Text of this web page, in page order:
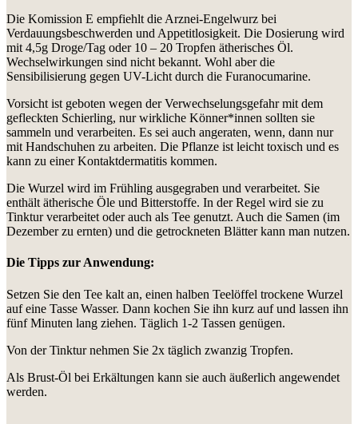
Die Komission E empfiehlt die Arznei-Engelwurz bei
Verdauungsbeschwerden und Appetitlosigkeit. Die Dosierung wird
mit 4,5g Droge/Tag oder 10 – 20 Tropfen ätherisches Öl.
Wechselwirkungen sind nicht bekannt. Wohl aber die
Sensibilisierung gegen UV-Licht durch die Furanocumarine.
Vorsicht ist geboten wegen der Verwechselungsgefahr mit dem
gefleckten Schierling, nur wirkliche Könner*innen sollten sie
sammeln und verarbeiten. Es sei auch angeraten, wenn, dann nur
mit Handschuhen zu arbeiten. Die Pflanze ist leicht toxisch und es
kann zu einer Kontaktdermatitis kommen.
Die Wurzel wird im Frühling ausgegraben und verarbeitet. Sie
enthält ätherische Öle und Bitterstoffe. In der Regel wird sie zu
Tinktur verarbeitet oder auch als Tee genutzt. Auch die Samen (im
Dezember zu ernten) und die getrockneten Blätter kann man nutzen.
Die Tipps zur Anwendung:
Setzen Sie den Tee kalt an, einen halben Teelöffel trockene Wurzel
auf eine Tasse Wasser. Dann kochen Sie ihn kurz auf und lassen ihn
fünf Minuten lang ziehen. Täglich 1-2 Tassen genügen.
Von der Tinktur nehmen Sie 2x täglich zwanzig Tropfen.
Als Brust-Öl bei Erkältungen kann sie auch äußerlich angewendet
werden.